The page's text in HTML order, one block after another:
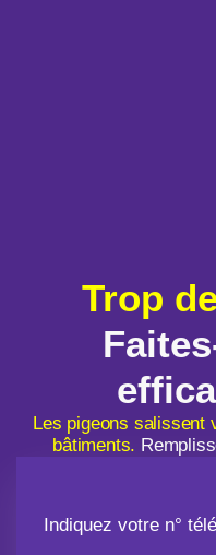
Trop
Les pigeons salissent
bâtiments.
Indiquez votre n°